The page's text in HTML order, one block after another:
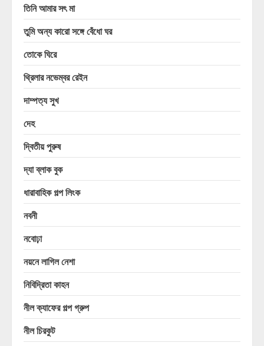
তিনি আমার সৎ মা
তুমি অন্য কারো সঙ্গে বেঁধো ঘর
তোকে ঘিরে
থ্রিলার নভেম্বর রেইন
দাম্পত্য সুখ
দেহ
দ্বিতীয় পুরুষ
দ্যা ব্লাক বুক
ধারাবাহিক গল্প লিংক
নবনী
নবোঢ়া
নয়নে লাগিল নেশা
নিবিদ্রিতা কাহন
নীল ক্যাফের গল্প গ্রুপ
নীল চিরকুট